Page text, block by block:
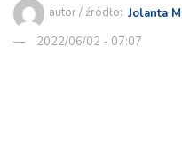
autor / źródło: Jolanta
2022/06/02 - 07:07